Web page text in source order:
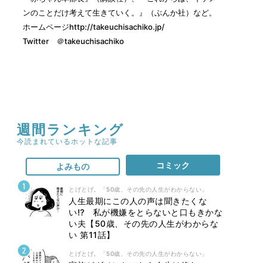
ンのことだけ考えて生きていく。
』（ぶんか社）など。
ホームページhttp://takeuchisachiko.jp/
Twitter ＠takeuchisachiko
週間ランキング
今読まれているホットな記事
よみもの コミック
とげとげ。「50歳、その先の人生がわからない」
人生最期にこの人の声は聞きたくな
い⁉ 私が機嫌をとらないと口もきかな
い夫【50歳、その先の人生がわからな
い 第11話】
とげとげ。「50歳、その先の人生がわからない」